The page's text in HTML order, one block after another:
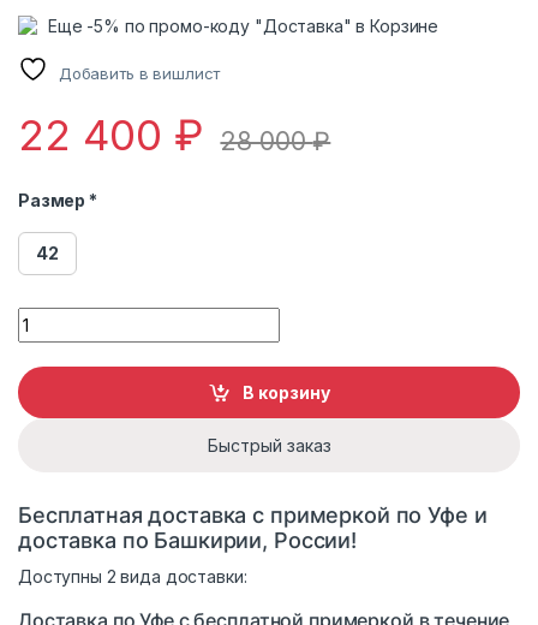
Еще -5% по промо-коду "Доставка" в Корзине
Добавить в вишлист
22 400 ₽ 28 000₽
Размер *
42
Шуба женская из эко меха Дианель Э-299 Р quantity
В корзину
Быстрый заказ
Бесплатная доставка с примеркой по Уфе и
доставка по Башкирии, России!
Доступны 2 вида доставки:
Доставка по Уфе с бесплатной примеркой в течение